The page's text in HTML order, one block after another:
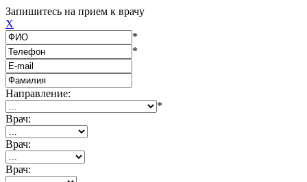
Запишитесь на прием к врачу
X
*
*
Направление:
*
Врач:
Врач:
Врач: